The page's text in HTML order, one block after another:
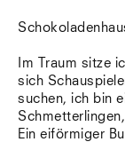
Im Traum sitze
sich
suchen, ich bin
Ein eiförmiger